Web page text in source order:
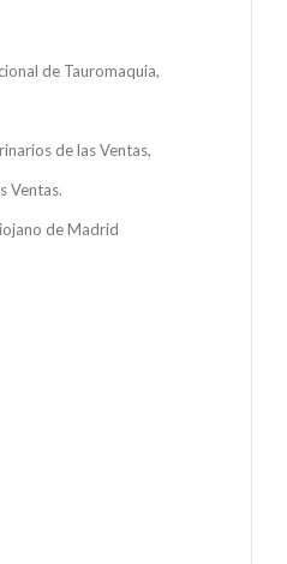
de Tauromaquia,
de las Ventas,
Ventas.
de Madrid